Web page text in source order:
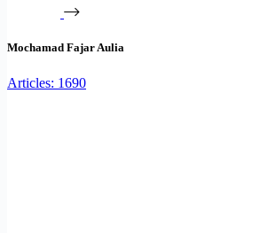
Mochamad Fajar Aulia
Articles: 1690